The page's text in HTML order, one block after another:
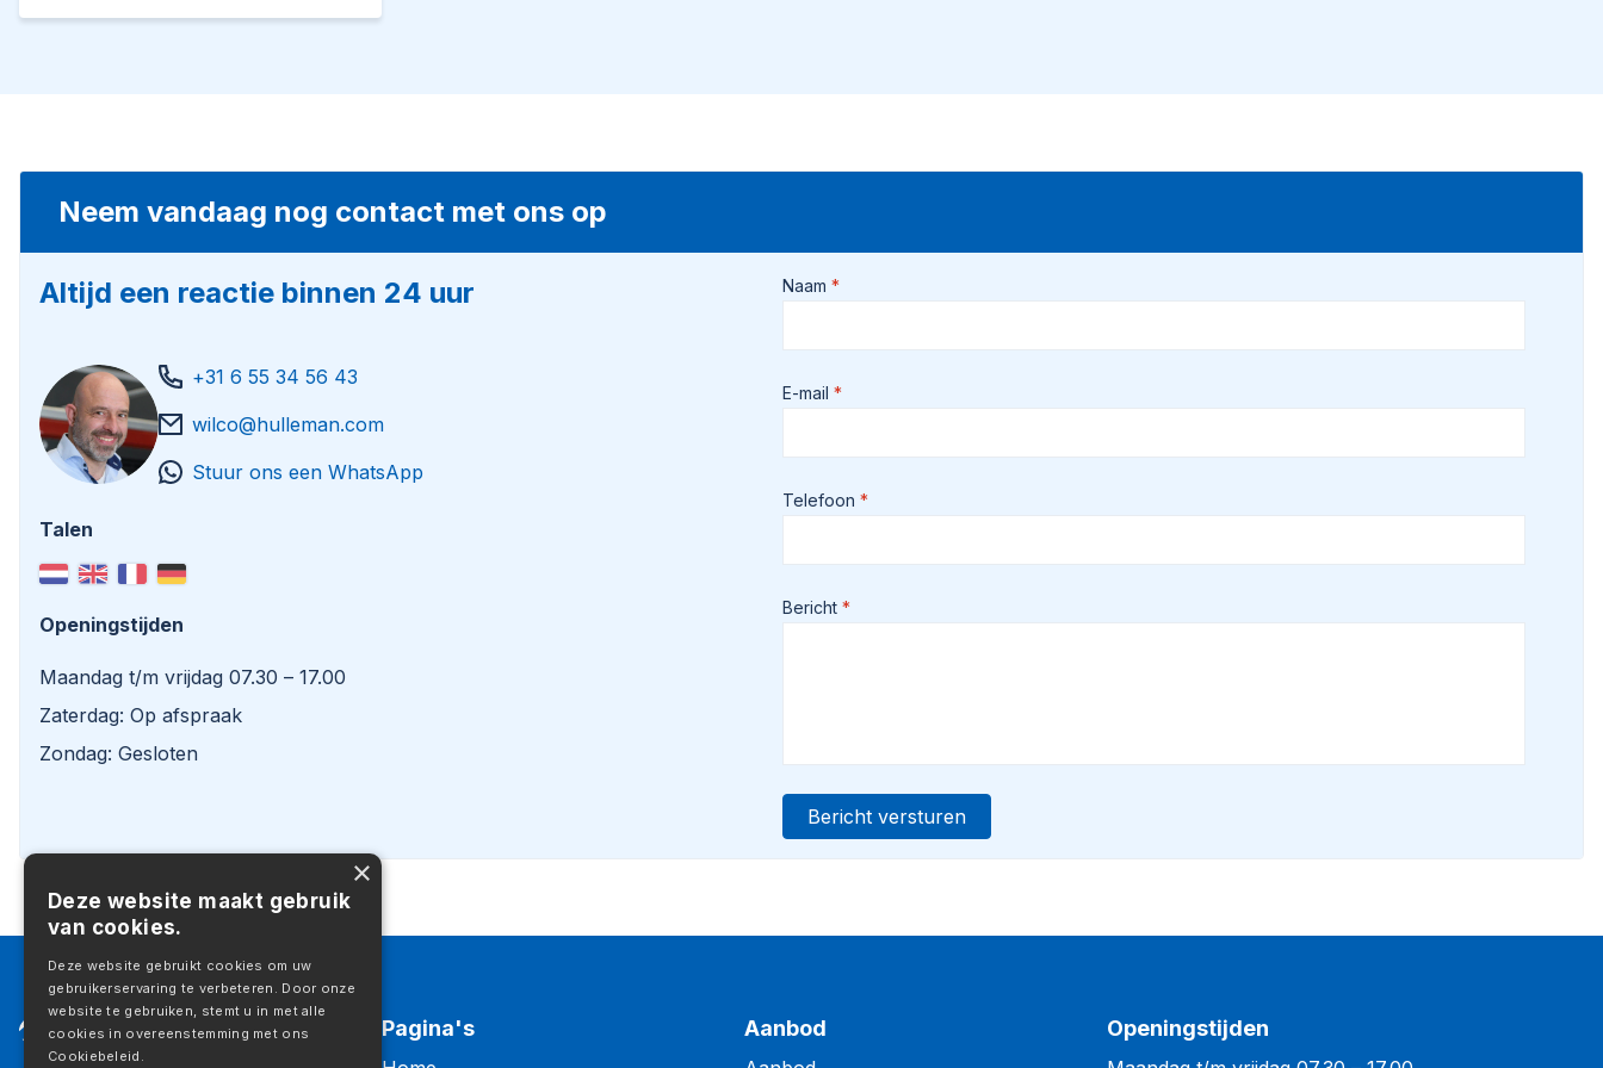
Neem vandaag nog contact met ons op
Altijd een reactie binnen 24 uur
+31 6 55 34 56 43
wilco@hulleman.com
Stuur ons een WhatsApp
Talen
Openingstijden
Maandag t/m vrijdag 07.30 – 17.00
Zaterdag: Op afspraak
Zondag: Gesloten
Naam
E-mail
Telefoon
Bericht
Bericht versturen
Pagina's Aanbod Openingstijden
×
Deze website maakt gebruik
van cookies.
Deze website gebruikt cookies om uw
gebruikerservaring te verbeteren. Door onze
website te gebruiken, stemt u in met alle
cookies in overeenstemming met ons
Cookiebeleid.